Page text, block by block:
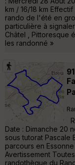
km / 16/18 km
rando de l'été en
particulière à
Châtel , Pittoresque
les randonné »
Date : Dimanche 20
sous tutorat Pascale
parcours en
Avertissement
randothèque du